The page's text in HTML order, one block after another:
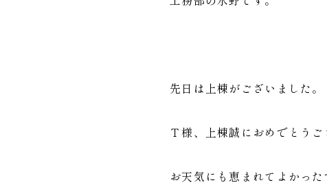
先日は上棟がございました。
Ｔ様、上棟誠におめでとうご
お天気にも恵まれてよかった